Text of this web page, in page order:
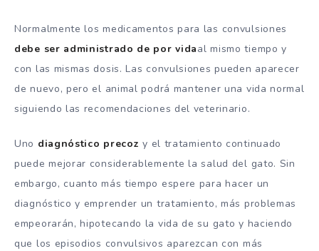
Normalmente los medicamentos para las convulsiones
debe ser administrado de por vidaal mismo tiempo y
con las mismas dosis. Las convulsiones pueden aparecer
de nuevo, pero el animal podrá mantener una vida normal
siguiendo las recomendaciones del veterinario.
Uno diagnóstico precoz y el tratamiento continuado
puede mejorar considerablemente la salud del gato. Sin
embargo, cuanto más tiempo espere para hacer un
diagnóstico y emprender un tratamiento, más problemas
empeorarán, hipotecando la vida de su gato y haciendo
que los episodios convulsivos aparezcan con más